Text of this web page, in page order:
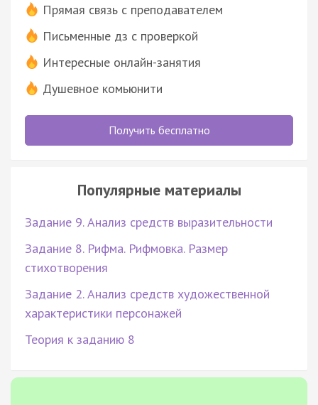
Прямая связь с преподавателем
Письменные дз с проверкой
Интересные онлайн-занятия
Душевное комьюнити
Получить бесплатно
Популярные материалы
Задание 9. Анализ средств выразительности
Задание 8. Рифма. Рифмовка. Размер
стихотворения
Задание 2. Анализ средств художественной
характеристики персонажей
Теория к заданию 8